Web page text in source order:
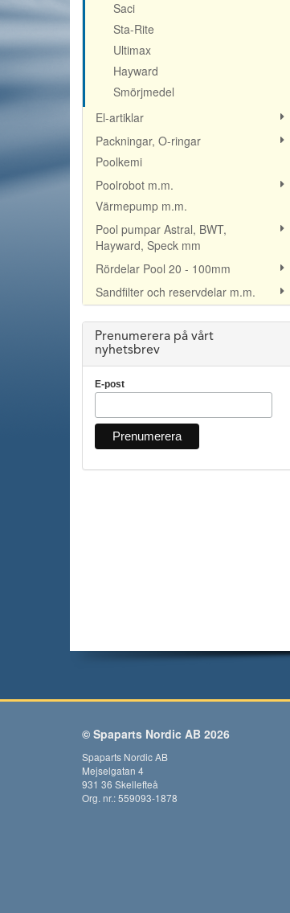
Saci
Sta-Rite
Ultimax
Hayward
Smörjmedel
El-artiklar
Packningar, O-ringar
Poolkemi
Poolrobot m.m.
Värmepump m.m.
Pool pumpar Astral, BWT,
Hayward, Speck mm
Rördelar Pool 20 - 100mm
Sandfilter och reservdelar m.m.
Prenumerera på vårt
nyhetsbrev
E-post
© Spaparts Nordic AB 2026
Spaparts Nordic AB
Mejselgatan 4
931 36 Skellefteå
Org. nr.: 559093-1878